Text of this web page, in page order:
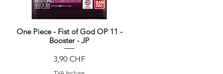
Aperçu rapide
One Piece - Fist of God OP 11 -
Booster - JP
Prix
3,90 CHF